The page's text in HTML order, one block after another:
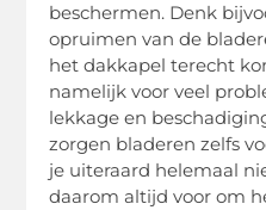
beschermen. Denk
opruimen van de
het dakkapel terecht
namelijk voor veel
lekkage en
zorgen bladeren zelfs
je uiteraard helemaal
daarom altijd voor om